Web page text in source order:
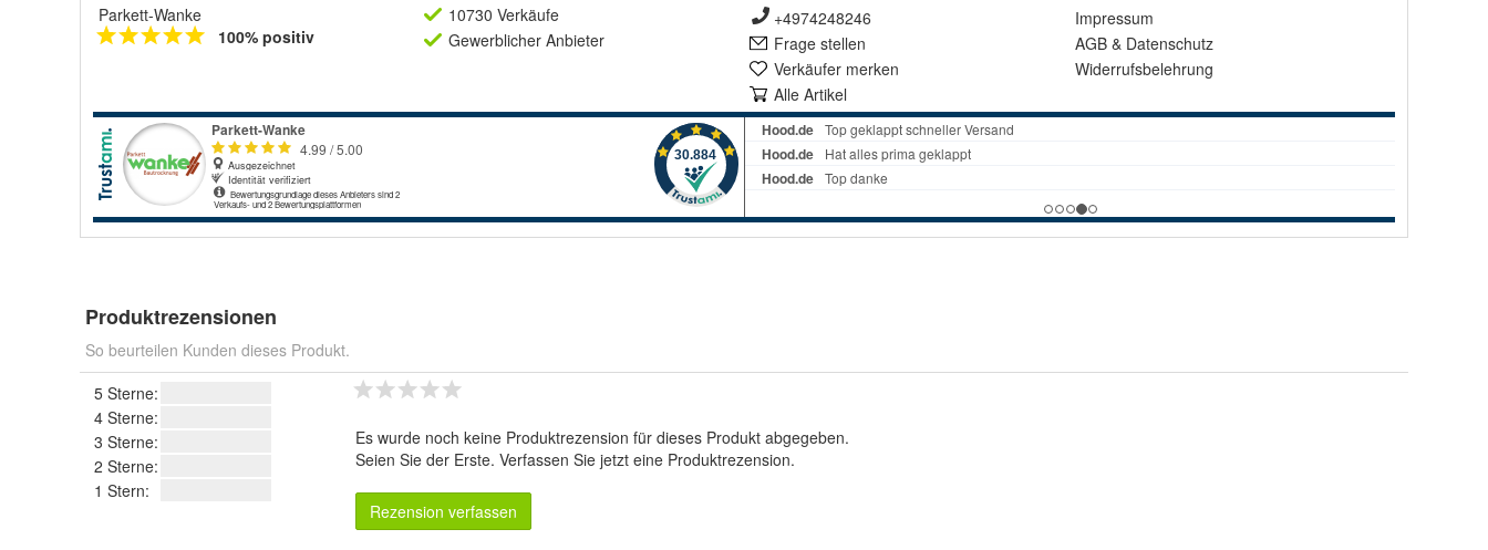
Parkett-Wanke
100% positiv
10730 Verkäufe
Gewerblicher Anbieter
+4974248246
Frage stellen
Verkäufer merken
Alle Artikel
Impressum
AGB & Datenschutz
Widerrufsbelehrung
Produktrezensionen
So beurteilen Kunden dieses Produkt.
5 Sterne:
4 Sterne:
3 Sterne:
2 Sterne:
1 Stern:
Es wurde noch keine Produktrezension für dieses Produkt abgegeben.
Seien Sie der Erste. Verfassen Sie jetzt eine Produktrezension.
Rezension verfassen